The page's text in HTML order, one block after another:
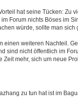
hat seine Tücken: Zu
Forum nichts Böses im
würde, sollte man
einen weiteren Nachteil.
sind nicht öffentlich im
Zeit mehr, sich um neue
zu tun hat ist im